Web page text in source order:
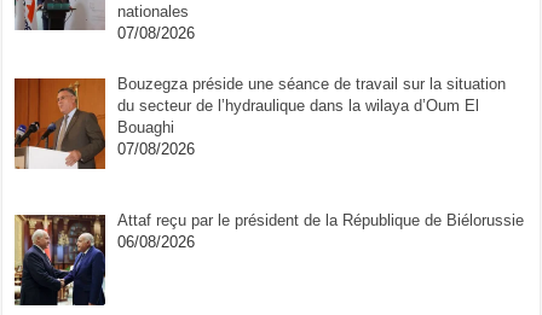
nationales
07/08/2026
Bouzegza préside une séance de travail sur la situation
du secteur de l’hydraulique dans la wilaya d’Oum El
Bouaghi
07/08/2026
Attaf reçu par le président de la République de Biélorussie
06/08/2026